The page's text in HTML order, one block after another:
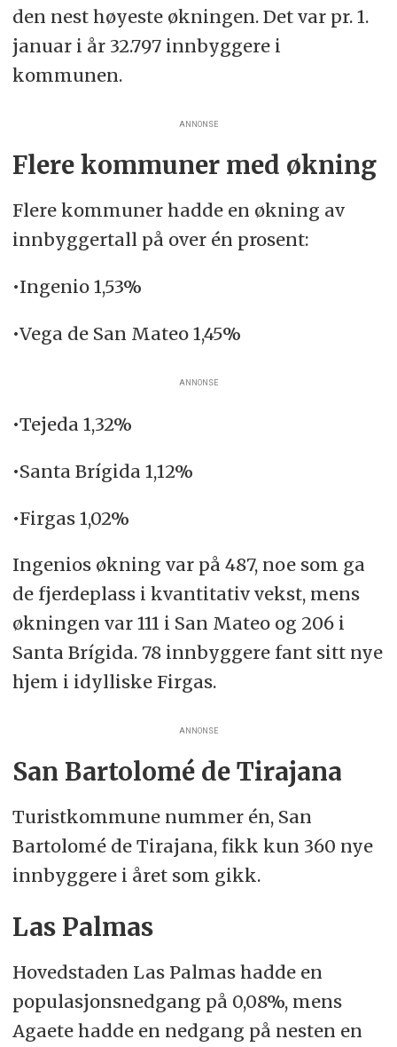
den nest høyeste økningen. Det var pr. 1.
januar i år 32.797 innbyggere i
kommunen.
ANNONSE
Flere kommuner med økning
Flere kommuner hadde en økning av
innbyggertall på over én prosent:
•Ingenio 1,53%
•Vega de San Mateo 1,45%
ANNONSE
•Tejeda 1,32%
•Santa Brígida 1,12%
•Firgas 1,02%
Ingenios økning var på 487, noe som ga
de fjerdeplass i kvantitativ vekst, mens
økningen var 111 i San Mateo og 206 i
Santa Brígida. 78 innbyggere fant sitt nye
hjem i idylliske Firgas.
ANNONSE
San Bartolomé de Tirajana
Turistkommune nummer én, San
Bartolomé de Tirajana, fikk kun 360 nye
innbyggere i året som gikk.
Las Palmas
Hovedstaden Las Palmas hadde en
populasjonsnedgang på 0,08%, mens
Agaete hadde en nedgang på nesten en